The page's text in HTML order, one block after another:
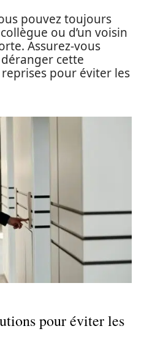
pouvez toujours
ou d’un voisin
Assurez-vous
cette
pour éviter les
pour éviter les